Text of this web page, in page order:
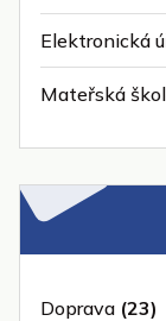
Elektronická
Mateřská
Doprava (23)